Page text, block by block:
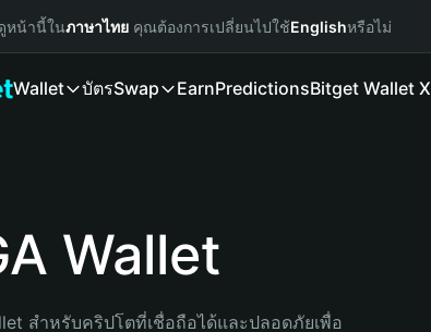
น้านี้ในภาษาไทย คุณต้องการเปลี่ยนไปใช้Englishหรือไม่
Wallet บัตรSwap EarnPredictionsBitget Wallet X
Wallet
สำหรับคริปโตที่เชื่อถือได้และปลอดภัยเพื่อ